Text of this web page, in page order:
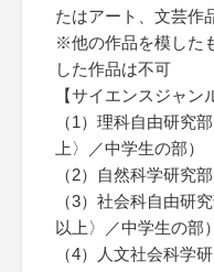
たはアート、文芸作
※他の作品を模した
した作品は不可
【サイエンスジャン
（1）理科自由研究
上〉／中学生の部）
（2）自然科学研究
（3）社会科自由研
以上〉／中学生の部）
（4）人文社会科学